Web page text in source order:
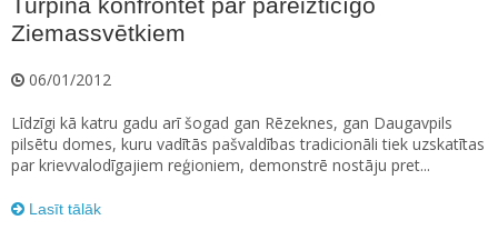
Ziemassvētkiem
06/01/2012
Līdzīgi kā katru gadu arī šogad gan Rēzeknes, gan Daugavpils
pilsētu domes, kuru vadītās pašvaldības tradicionāli tiek uzskatītas
par krievvalodīgajiem reģioniem, demonstrē nostāju pret...
Lasīt tālāk